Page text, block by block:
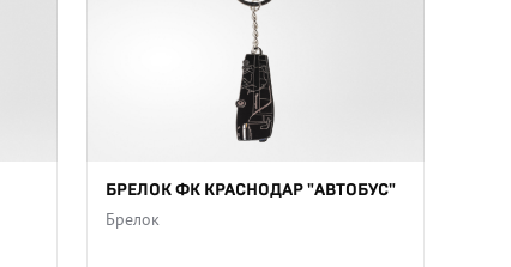
БРЕЛОК ФК КРАСНОДАР "АВТОБУС"
Брелок